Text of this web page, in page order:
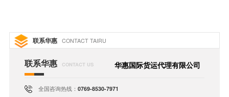
联系华惠 CONTACT TAIRU
联系华惠 CONTACT US 华惠国际货运代理有限公司
全国咨询热线：0769-8530-7971